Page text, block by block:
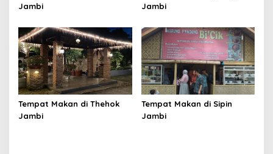
Jambi
Jambi
Tempat Makan di Thehok
Jambi
Tempat Makan di Sipin
Jambi